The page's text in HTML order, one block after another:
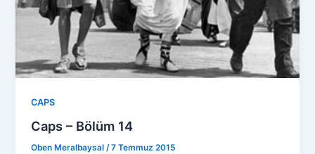
CAPS
Caps – Bölüm 14
Oben Meralbaysal/7 Temmuz 2015